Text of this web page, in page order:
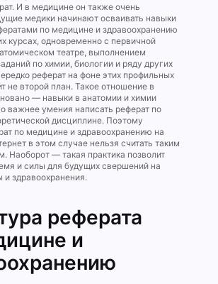
И в медицине он также очень
медики начинают осваивать навыки
по медицине и здравоохранению
курсах, одновременно с первичной
театре, выполнением
по химии, биологии и ряду других
реферат на фоне этих профильных
не второй план. Такое отношение в
— навыки в анатомии и химии
важнее умения написать реферат по
дисциплине. Поэтому
по медицине и здравоохранению на
в этом случае нельзя считать таким
Наоборот — такая практика позволит
и силы для будущих свершений на
здравоохранения.
реферата
и